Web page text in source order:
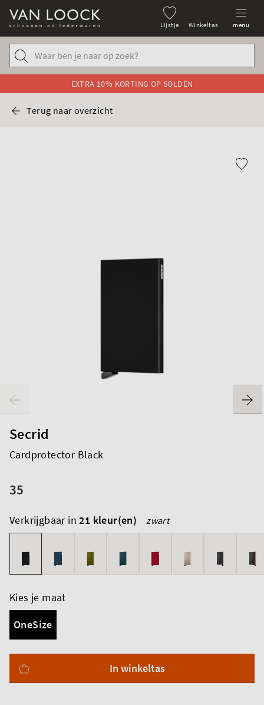
Lijstje Winkeltas menu
EXTRA 10% KORTING OP SOLDEN
Terug naar overzicht
Secrid
Cardprotector Black
35
Verkrijgbaar in21 kleur(en) zwart
Kies je maat
OneSize
In winkeltas